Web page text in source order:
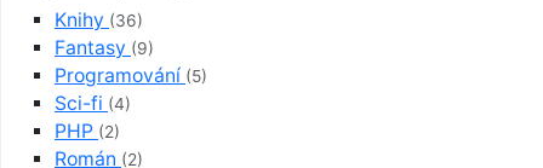
Knihy (36)
Fantasy (9)
Programování (5)
Sci-fi (4)
PHP (2)
Román (2)